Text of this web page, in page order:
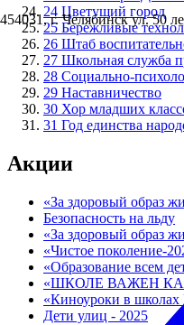
454031, г. Челябинск ул. 50
24 Цветущий город
25 Бережливые
26 Штаб
27 Школьная служба
28 Социально-
29 Наставничество
30 Хор младших
31 Год единства
Акции
«За здоровый образ
Безопасность на льду
«За здоровый образ
«Чистое поколение-
«Образование всем
«ШКОЛЕ ВАЖЕН
«Киноуроки в школах
Дети улиц - 2025